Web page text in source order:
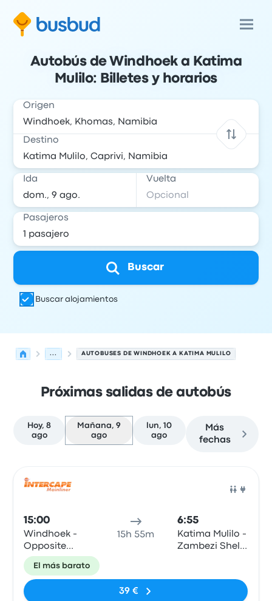
Autobús de Windhoek a Katima
Mulilo: Billetes y horarios
Origen
Destino
Ida Vuelta
Pasajeros
Buscar
Buscar alojamientos
... AUTOBUSES DE WINDHOEK A KATIMA MULILO
Próximas salidas de autobús
Hoy, 8
ago
Mañana, 9
ago
lun, 10
ago
Más
fechas
15:00
Windhoek -
Opposite
Intercape
office
15h 55m
6:55
Katima Mulilo -
Zambezi Shell
El más barato
39 €